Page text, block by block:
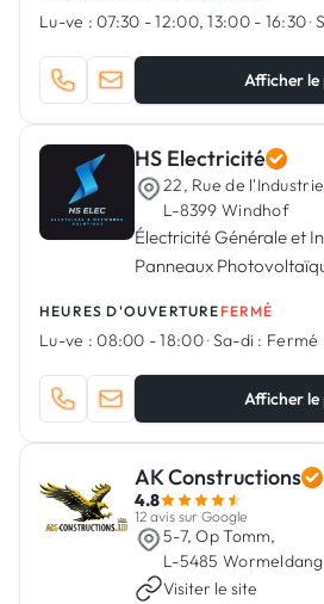
Lu-ve : 07:30 - 12:00, 13:00 - 16:30·
Afficher
HS Electricité
22, Rue de
L-8399 Windhof
Électricité Générale et
Panneaux
HEURES D'OUVERTURE FERMÉ
Lu-ve : 08:00 - 18:00·Sa-di : Fermé
Afficher
AK Constructions
4.8
12 avis sur Google
5-7, Op Tomm,
L-5485
Visiter le site